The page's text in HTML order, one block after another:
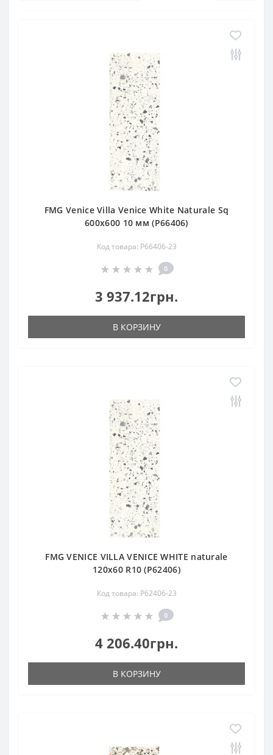
FMG Venice Villa Venice White Naturale Sq
600x600 10 мм (P66406)
Код товара: P66406-23
0
3 937.12грн.
В КОРЗИНУ
FMG VENICE VILLA VENICE WHITE naturale
120x60 R10 (P62406)
Код товара: P62406-23
0
4 206.40грн.
В КОРЗИНУ